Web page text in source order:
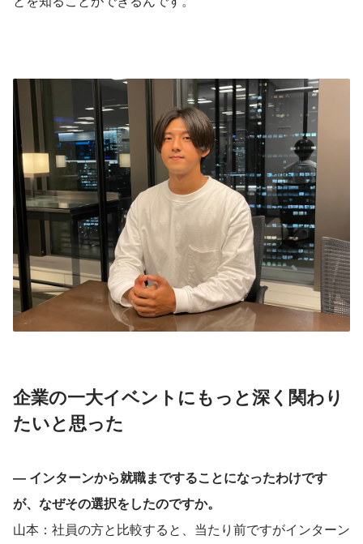
企業の一大イベントにもっと深く関わり
たいと思った
― インターンから就職まですることになったわけです
が、なぜその選択をしたのですか。
山本：社員の方と比較すると、当たり前ですがインターン